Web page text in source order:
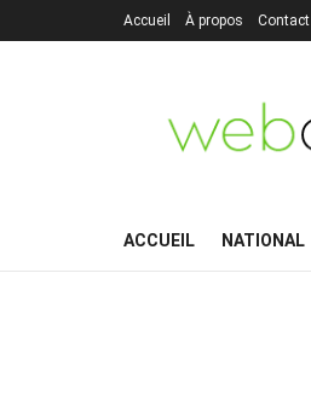
Accueil À propos Contact
ACCUEIL NATIONAL